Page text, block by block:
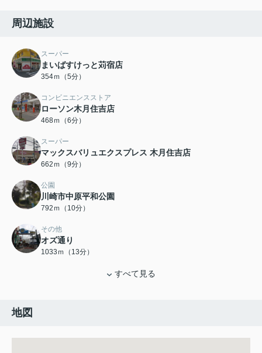
周辺施設
スーパー
まいばすけっと苅宿店
354ｍ（5分）
コンビニエンスストア
ローソン木月住吉店
468ｍ（6分）
スーパー
マックスバリュエクスプレス 木月住吉店
662ｍ（9分）
公園
川崎市中原平和公園
792ｍ（10分）
その他
オズ通り
1033ｍ（13分）
すべて見る
地図